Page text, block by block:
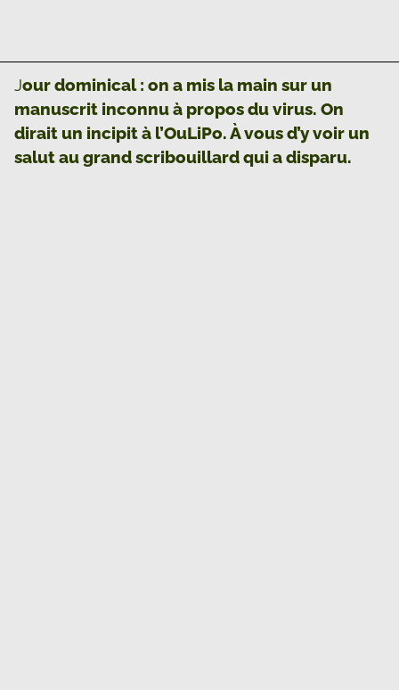
Jour dominical : on a mis la main sur un
manuscrit inconnu à propos du virus. On
dirait un incipit à l’OuLiPo. À vous d’y voir un
salut au grand scribouillard qui a disparu.